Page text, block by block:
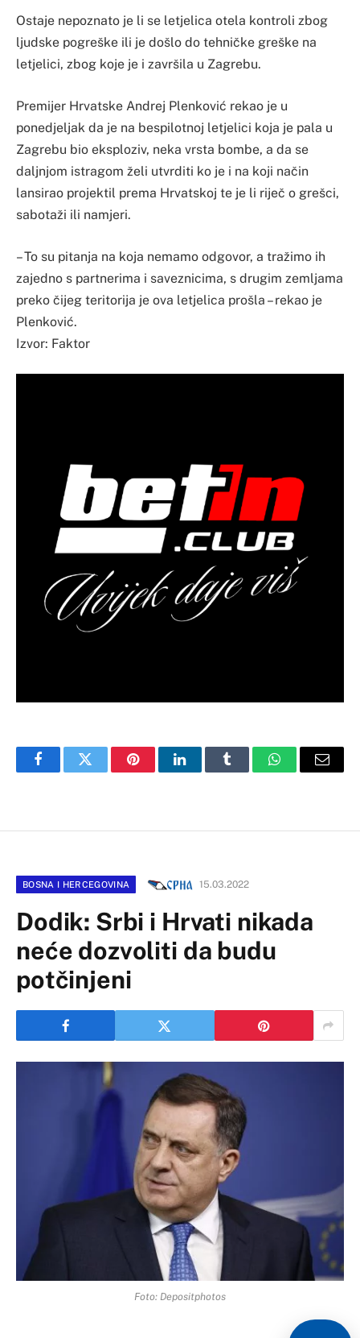
Ostaje nepoznato je li se letjelica otela kontroli zbog
ljudske pogreške ili je došlo do tehničke greške na
letjelici, zbog koje je i završila u Zagrebu.
Premijer Hrvatske Andrej Plenković rekao je u
ponedjeljak da je na bespilotnoj letjelici koja je pala u
Zagrebu bio eksploziv, neka vrsta bombe, a da se
daljnjom istragom želi utvrditi ko je i na koji način
lansirao projektil prema Hrvatskoj te je li riječ o grešci,
sabotaži ili namjeri.
– To su pitanja na koja nemamo odgovor, a tražimo ih
zajedno s partnerima i saveznicima, s drugim zemljama
preko čijeg teritorija je ova letjelica prošla – rekao je
Plenković.
Izvor: Faktor
FacebookTwitter PinterestLinkedInTumblr WhatsAppEmail
BOSNA I HERCEGOVINA 15.03.2022
Dodik: Srbi i Hrvati nikada
neće dozvoliti da budu
potčinjeni
Foto: Depositphotos